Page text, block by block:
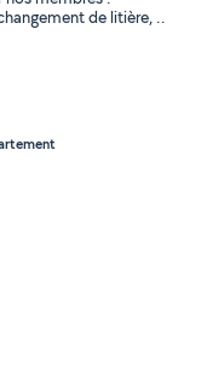
de litière, ..